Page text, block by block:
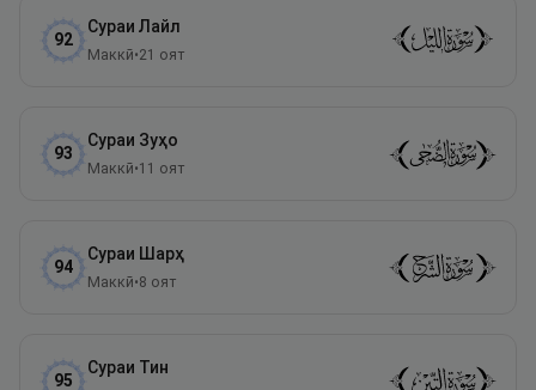
92
Сураи Лайл
Маккӣ•21 оят
93
Сураи Зуҳо
Маккӣ•11 оят
94
Сураи Шарҳ
Маккӣ•8 оят
95
Сураи Тин